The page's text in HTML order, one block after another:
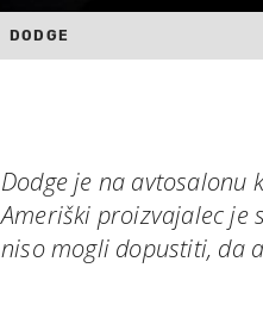
DODGE
Dodge je na avtosalonu
Ameriški proizvajalec je
niso mogli dopustiti, da